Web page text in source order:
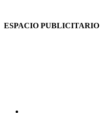
ESPACIO PUBLICITARIO